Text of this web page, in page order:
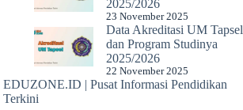
2025/2026
23 November 2025
Data Akreditasi UM Tapsel
dan Program Studinya
2025/2026
22 November 2025
EDUZONE.ID | Pusat Informasi Pendidikan
Terkini